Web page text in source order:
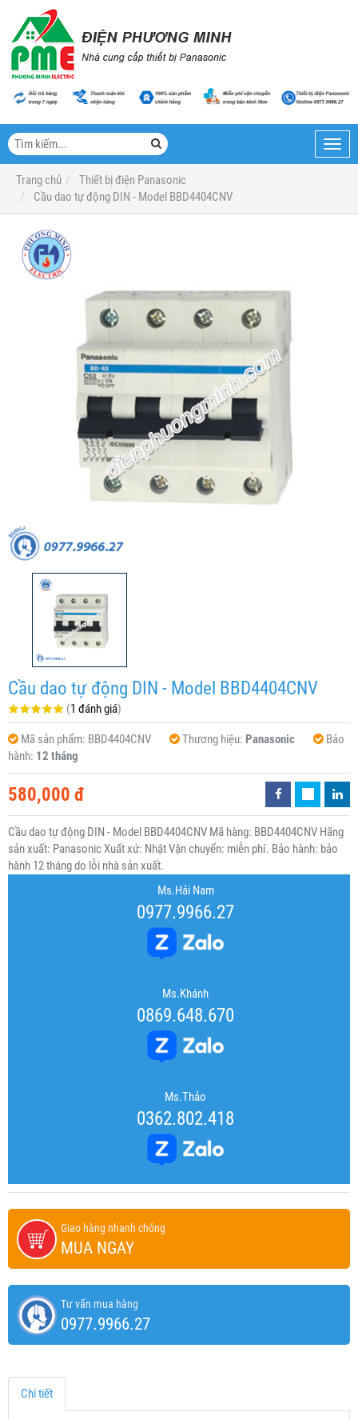
Trang chủ
Thiết bị điện Panasonic
Cầu dao tự động DIN - Model BBD4404CNV
Cầu dao tự động DIN - Model BBD4404CNV
(1 đánh giá)
Mã sản phẩm: BBD4404CNV Thương hiệu: Panasonic
Bảo
hành: 12 tháng
580,000 đ
Cầu dao tự động DIN - Model BBD4404CNV Mã hàng: BBD4404CNV Hãng
sản xuất: Panasonic Xuất xứ: Nhật Vận chuyển: miễn phí. Bảo hành: bảo
hành 12 tháng do lỗi nhà sản xuất.
Ms.Hải Nam
0977.9966.27
Ms.Khánh
0869.648.670
Ms.Thảo
0362.802.418
Giao hàng nhanh chóng
MUA NGAY
Tư vấn mua hàng
0977.9966.27
Chi tiết